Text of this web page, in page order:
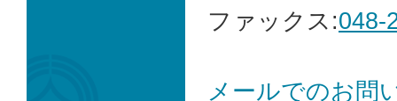
ファックス:048-
メールでのお問